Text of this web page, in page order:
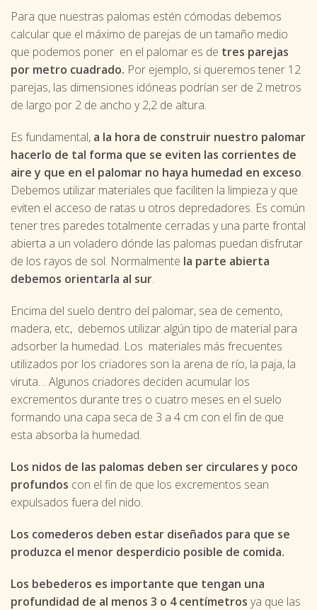
Para que nuestras palomas estén cómodas debemos
calcular que el máximo de parejas de un tamaño medio
que podemos poner en el palomar es de tres parejas
por metro cuadrado. Por ejemplo, si queremos tener 12
parejas, las dimensiones idóneas podrían ser de 2 metros
de largo por 2 de ancho y 2,2 de altura.
Es fundamental, a la hora de construir nuestro palomar
hacerlo de tal forma que se eviten las corrientes de
aire y que en el palomar no haya humedad en exceso.
Debemos utilizar materiales que faciliten la limpieza y que
eviten el acceso de ratas u otros depredadores. Es común
tener tres paredes totalmente cerradas y una parte frontal
abierta a un voladero dónde las palomas puedan disfrutar
de los rayos de sol. Normalmente la parte abierta
debemos orientarla al sur.
Encima del suelo dentro del palomar, sea de cemento,
madera, etc, debemos utilizar algún tipo de material para
adsorber la humedad. Los materiales más frecuentes
utilizados por los criadores son la arena de río, la paja, la
viruta… Algunos criadores deciden acumular los
excrementos durante tres o cuatro meses en el suelo
formando una capa seca de 3 a 4 cm con el fin de que
esta absorba la humedad.
Los nidos de las palomas deben ser circulares y poco
profundos con el fin de que los excrementos sean
expulsados fuera del nido.
Los comederos deben estar diseñados para que se
produzca el menor desperdicio posible de comida.
Los bebederos es importante que tengan una
profundidad de al menos 3 o 4 centímetros ya que las